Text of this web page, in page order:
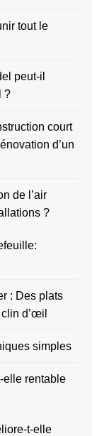
tout le
peut-il
?
court
d’un
de l’air
?
: Des plats
d’œil
simples
elle rentable
t-elle